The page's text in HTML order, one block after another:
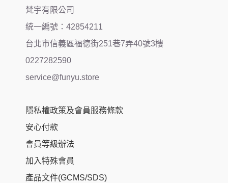
梵宇有限公司
統一編號：42854211
台北市信義區福德街251巷7弄40號3樓
0227282590
service@funyu.store
隱私權政策及會員服務條款
安心付款
會員等級辦法
加入特殊會員
產品文件(GCMS/SDS)